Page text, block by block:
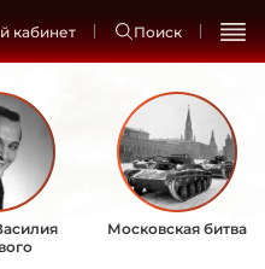
кабинет Поиск
Московская битва